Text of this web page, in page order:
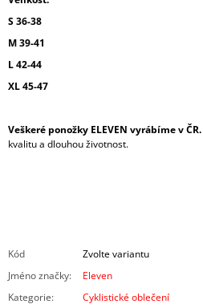
S 36-38
M 39-41
L 42-44
XL 45-47
Veškeré ponožky ELEVEN vyrábíme v ČR.
kvalitu a dlouhou životnost.
Kód
Zvolte variantu
Jméno značky:
Eleven
Kategorie:
Cyklistické oblečení